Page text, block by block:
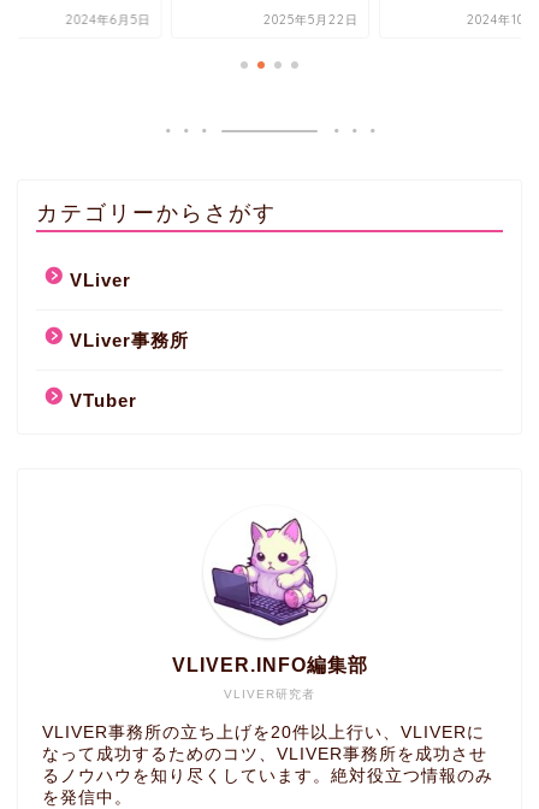
2025年5月22日 2024年10月23日 2025年3
カテゴリーからさがす
VLiver
VLiver事務所
VTuber
VLIVER研究者
VLIVER.INFO編集部
VLIVER事務所の立ち上げを20件以上行い、VLIVERに
なって成功するためのコツ、VLIVER事務所を成功させ
るノウハウを知り尽くしています。絶対役立つ情報のみ
を発信中。